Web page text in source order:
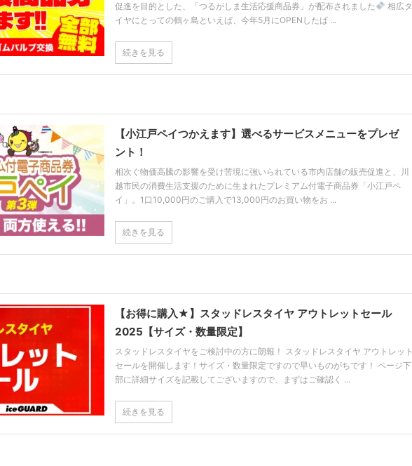
促進を目的とした、「つるがしま生活応援商品券」が配布されました
相広タ
イヤにとっての鶴ヶ島といえば、今年5月にOPENしたば ...
続きを見る
【小江戸ペイつかえます】選べるサービスメニューをプレゼ
ント！
相次ぐ物価高騰の影響を受け苦境に強いられている市内店舗の販売促進と、川
越市民の消費生活支援のために生まれたプレミアム付電子商品券「小江戸ペ
イ」。1口10,000円のご購入で13,000円のお買い物をお ...
続きを見る
【お得に購入★】スタッドレスタイヤ アウトレットセール
2025【サイズ・数量限定】
スタッドレスタイヤをご検討中の方に朗報！ スタッドレスタイヤ アウトレット
セールを開催します！サイズ・数量限定ですので早いものがちです！ ページ下
部に詳細サイズを記載してございますので、まずはご確認く ...
続きを見る